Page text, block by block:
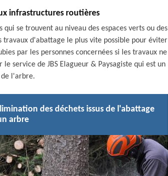
infrastructures routières
se trouvent au niveau des espaces verts ou des
d'abattage le plus vite possible pour éviter
par les personnes concernées si les travaux ne
service de JBS Elagueur & Paysagiste qui est un
l'arbre.
des déchets issus de l'abattage
arbre